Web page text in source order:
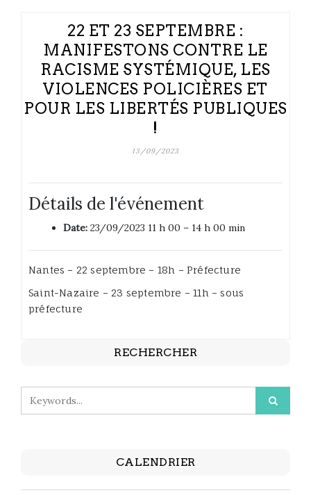
22 ET 23 SEPTEMBRE :
MANIFESTONS CONTRE LE
RACISME SYSTÉMIQUE, LES
VIOLENCES POLICIÈRES ET
POUR LES LIBERTÉS PUBLIQUES
!
13/09/2023
Détails de l'événement
Date: 23/09/2023 11 h 00 – 14 h 00 min
Nantes – 22 septembre – 18h – Préfecture
Saint-Nazaire – 23 septembre – 11h – sous
préfecture
RECHERCHER
CALENDRIER